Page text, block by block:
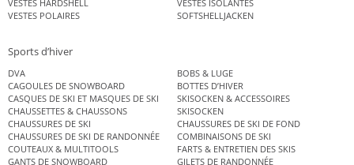
VESTES HARDSHELL
VESTES ISOLANTES
VESTES POLAIRES
SOFTSHELLJACKEN
Sports d’hiver
DVA
BOBS & LUGE
CAGOULES DE SNOWBOARD
BOTTES D’HIVER
CASQUES DE SKI ET MASQUES DE SKI
SKISOCKEN & ACCESSOIRES
CHAUSSETTES & CHAUSSONS
SKISOCKEN
CHAUSSURES DE SKI
CHAUSSURES DE SKI DE FOND
CHAUSSURES DE SKI DE RANDONNÉE
COMBINAISONS DE SKI
COUTEAUX & MULTITOOLS
FARTS & ENTRETIEN DES SKIS
GANTS DE SNOWBOARD
GILETS DE RANDONNÉE